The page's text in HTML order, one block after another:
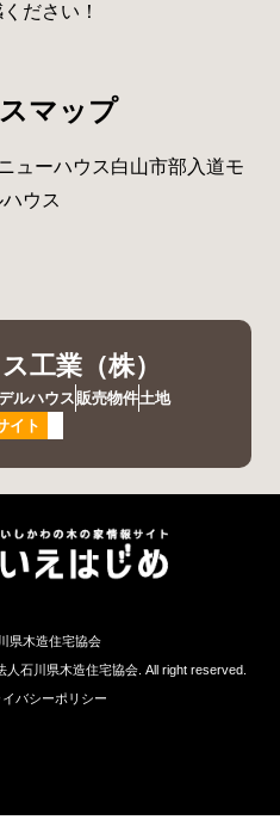
ださい！
マップ
ューハウス白山市部入道モ
ウス
工業（株）
ルハウス 販売物件土地
イト
県木造住宅協会
石川県木造住宅協会. All right reserved.
イバシーポリシー